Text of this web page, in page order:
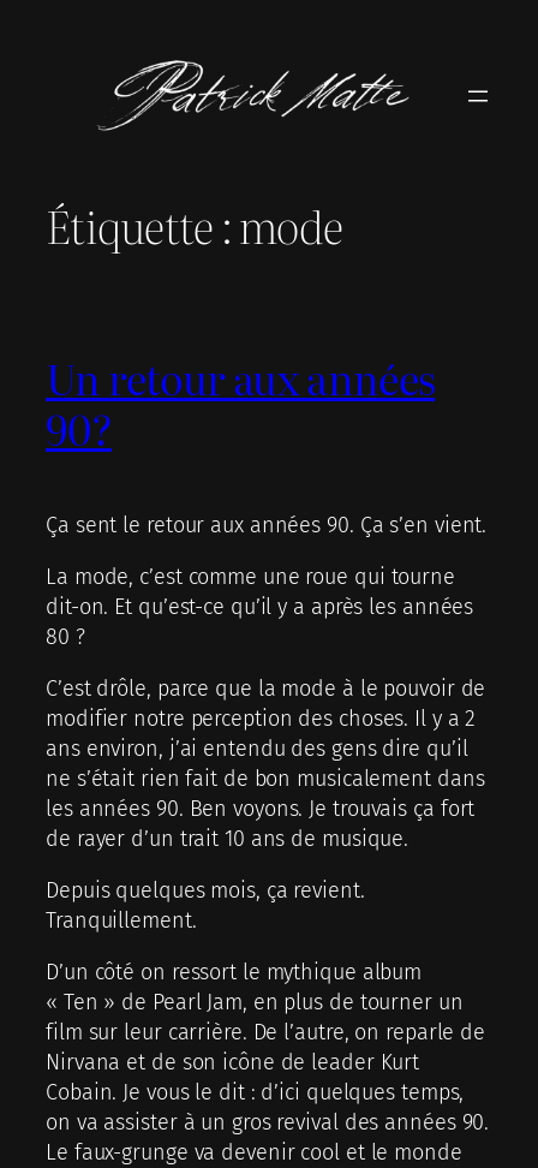
Étiquette :mode
Un retour aux années
90?
Ça sent le retour aux années 90. Ça s’en vient.
La mode, c’est comme une roue qui tourne
dit-on. Et qu’est-ce qu’il y a après les années
80 ?
C’est drôle, parce que la mode à le pouvoir de
modifier notre perception des choses. Il y a 2
ans environ, j’ai entendu des gens dire qu’il
ne s’était rien fait de bon musicalement dans
les années 90. Ben voyons. Je trouvais ça fort
de rayer d’un trait 10 ans de musique.
Depuis quelques mois, ça revient.
Tranquillement.
D’un côté on ressort le mythique album
« Ten » de Pearl Jam, en plus de tourner un
film sur leur carrière. De l’autre, on reparle de
Nirvana et de son icône de leader Kurt
Cobain. Je vous le dit : d’ici quelques temps,
on va assister à un gros revival des années 90.
Le faux-grunge va devenir cool et le monde